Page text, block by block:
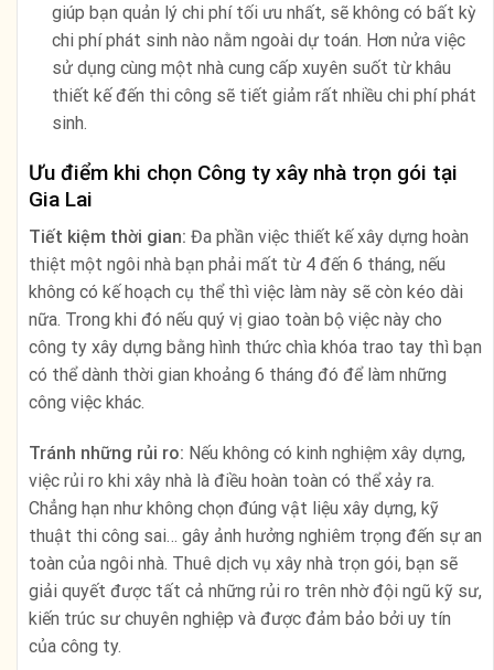
giúp bạn quản lý chi phí tối ưu nhất, sẽ không có bất kỳ
chi phí phát sinh nào nằm ngoài dự toán. Hơn nửa việc
sử dụng cùng một nhà cung cấp xuyên suốt từ khâu
thiết kế đến thi công sẽ tiết giảm rất nhiều chi phí phát
sinh.
Ưu điểm khi chọn Công ty xây nhà trọn gói tại
Gia Lai
Tiết kiệm thời gian: Đa phần việc thiết kế xây dựng hoàn
thiệt một ngôi nhà bạn phải mất từ 4 đến 6 tháng, nếu
không có kế hoạch cụ thể thì việc làm này sẽ còn kéo dài
nữa. Trong khi đó nếu quý vị giao toàn bộ việc này cho
công ty xây dựng bằng hình thức chìa khóa trao tay thì bạn
có thể dành thời gian khoảng 6 tháng đó để làm những
công việc khác.
Tránh những rủi ro: Nếu không có kinh nghiệm xây dựng,
việc rủi ro khi xây nhà là điều hoàn toàn có thể xảy ra.
Chẳng hạn như không chọn đúng vật liệu xây dựng, kỹ
thuật thi công sai… gây ảnh hưởng nghiêm trọng đến sự an
toàn của ngôi nhà. Thuê dịch vụ xây nhà trọn gói, bạn sẽ
giải quyết được tất cả những rủi ro trên nhờ đội ngũ kỹ sư,
kiến trúc sư chuyên nghiệp và được đảm bảo bởi uy tín
của công ty.